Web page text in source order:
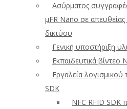
Ασύρματος
μFR Nano σε
δικτύου
Γενική υποστήριξη
Εκπαιδευτικά βίντεο
Εργαλεία
SDK
NFC RFID